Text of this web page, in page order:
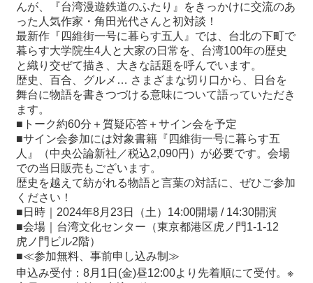
サ
イ
ト
マ
ッ
プ
んが、『台湾漫遊鉄道のふたり』をきっかけに交流のあ
った人気作家・角田光代さんと初対談！
最新作『四維街一号に暮らす五人』では、台北の下町で
暮らす大学院生4人と大家の日常を、台湾100年の歴史
と織り交ぜて描き、大きな話題を呼んでいます。
歴史、百合、グルメ… さまざまな切り口から、日台を
舞台に物語を書きつづける意味について語っていただき
ます。
■トーク約60分＋質疑応答＋サイン会を予定
■サイン会参加には対象書籍『四維街一号に暮らす五
人』（中央公論新社／税込2,090円）が必要です。会場
での当日販売もございます。
歴史を越えて紡がれる物語と言葉の対話に、ぜひご参加
ください！
■日時｜2024年8月23日（土）14:00開場 / 14:30開演
■会場｜台湾文化センター（東京都港区虎ノ門1-1-12
虎ノ門ビル2階）
■≪参加無料、事前申し込み制≫
申込み受付：8月1日(金)昼12:00より先着順にて受付。※